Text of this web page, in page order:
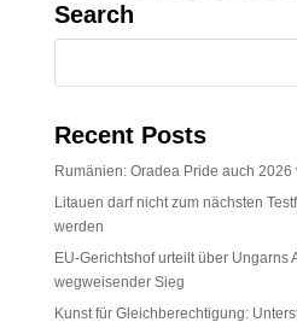
Search
Recent Posts
Rumänien: Oradea Pride auch 2026
Litauen darf nicht zum nächsten
werden
EU-Gerichtshof urteilt über Ungarns
wegweisender Sieg
Kunst für Gleichberechtigung: